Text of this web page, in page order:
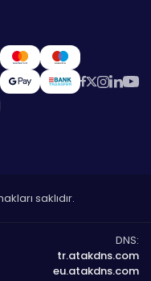
saklıdır.
DNS:
tr.atakdns.com
eu.atakdns.com